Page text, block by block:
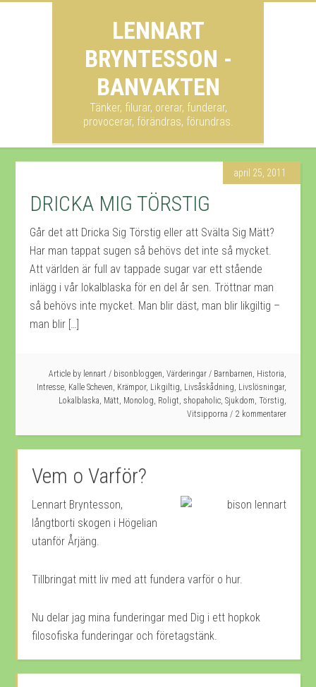
LENNART
BRYNTESSON -
BANVAKTEN
Tänker, filurar, orerar, funderar,
provocerar, förändras, förundras.
april 25, 2011
DRICKA MIG TÖRSTIG
Går det att Dricka Sig Törstig eller att Svälta Sig Mätt?
Har man tappat sugen så behövs det inte så mycket.
Att världen är full av tappade sugar var ett stående
inlägg i vår lokalblaska för en del år sen. Tröttnar man
så behövs inte mycket. Man blir däst, man blir likgiltig –
man blir […]
Article by lennart / bisonbloggen, Värderingar / Barnbarnen, Historia,
Intresse, Kalle Scheven, Krämpor, Likgiltig, Livsåskådning, Livslösningar,
Lokalblaska, Mätt, Monolog, Roligt, shopaholic, Sjukdom, Törstig,
Vitsipporna
2 kommentarer
Vem o Varför?
Lennart Bryntesson,
långtborti skogen i Högelian
utanför Årjäng.
Tillbringat mitt liv med att fundera varför o hur.
Nu delar jag mina funderingar med Dig i ett hopkok
filosofiska funderingar och företagstänk.